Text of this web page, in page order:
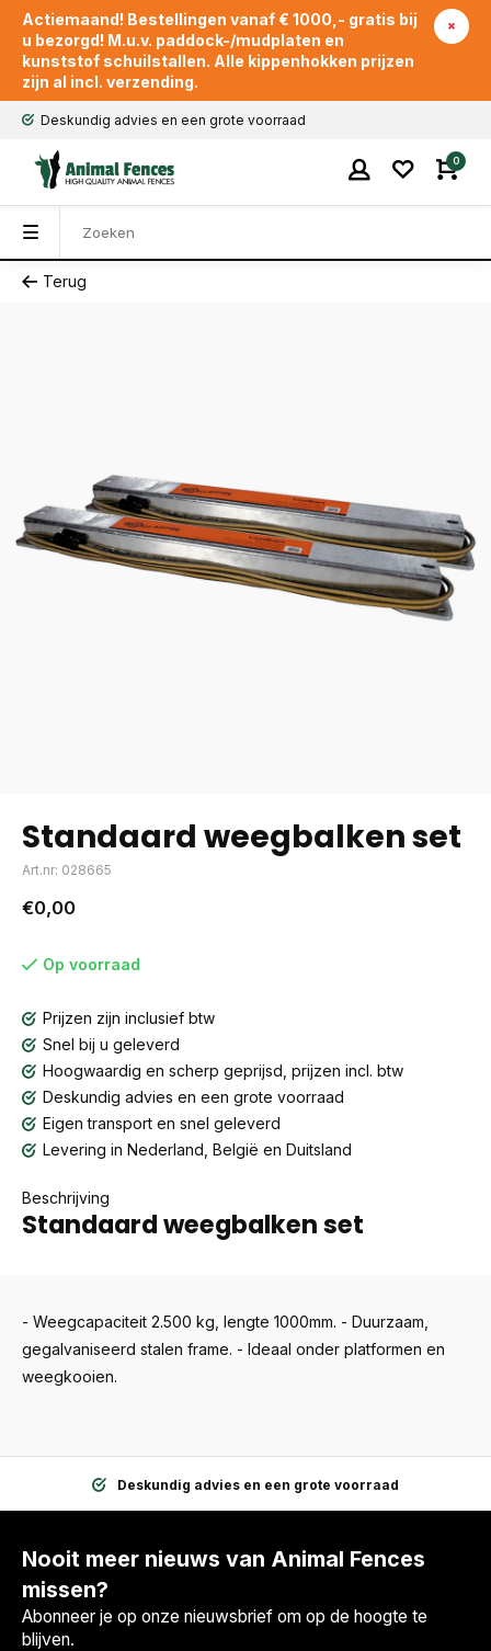
Actiemaand! Bestellingen vanaf € 1000,- gratis bij
u bezorgd! M.u.v. paddock-/mudplaten en
kunststof schuilstallen. Alle kippenhokken prijzen
zijn al incl. verzending.
Deskundig advies en een grote voorraad
0
Terug
Standaard weegbalken set
Art.nr: 028665
€0,00
Op voorraad
Prijzen zijn inclusief btw
Snel bij u geleverd
Hoogwaardig en scherp geprijsd, prijzen incl. btw
Deskundig advies en een grote voorraad
Eigen transport en snel geleverd
Levering in Nederland, België en Duitsland
Beschrijving
Standaard weegbalken set
- Weegcapaciteit 2.500 kg, lengte 1000mm. - Duurzaam,
gegalvaniseerd stalen frame. - Ideaal onder platformen en
weegkooien.
Deskundig advies en een grote voorraad
Nooit meer nieuws van Animal Fences
missen?
Abonneer je op onze nieuwsbrief om op de hoogte te
blijven.